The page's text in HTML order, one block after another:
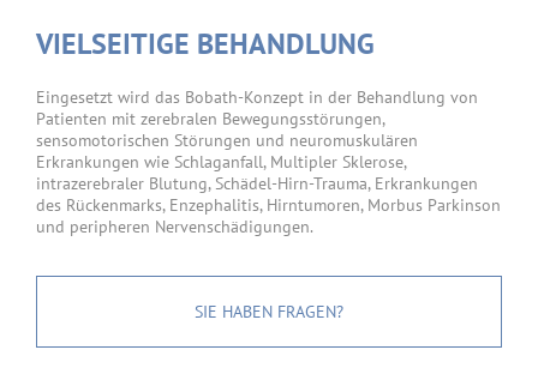
VIELSEITIGE BEHANDLUNG
Eingesetzt wird das Bobath-Konzept in der Behandlung von
Patienten mit zerebralen Bewegungsstörungen,
sensomotorischen Störungen und neuromuskulären
Erkrankungen wie Schlaganfall, Multipler Sklerose,
intrazerebraler Blutung, Schädel-Hirn-Trauma, Erkrankungen
des Rückenmarks, Enzephalitis, Hirntumoren, Morbus Parkinson
und peripheren Nervenschädigungen.
SIE HABEN FRAGEN?